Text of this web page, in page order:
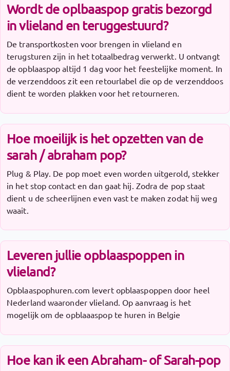
Wordt de oplbaaspop gratis bezorgd
in vlieland en teruggestuurd?
De transportkosten voor brengen in vlieland en
terugsturen zijn in het totaalbedrag verwerkt. U ontvangt
de opblaaspop altijd 1 dag voor het feestelijke moment. In
de verzenddoos zit een retourlabel die op de verzenddoos
dient te worden plakken voor het retourneren.
Hoe moeilijk is het opzetten van de
sarah / abraham pop?
Plug & Play. De pop moet even worden uitgerold, stekker
in het stop contact en dan gaat hij. Zodra de pop staat
dient u de scheerlijnen even vast te maken zodat hij weg
waait.
Leveren jullie opblaaspoppen in
vlieland?
Opblaaspophuren.com levert opblaaspoppen door heel
Nederland waaronder vlieland. Op aanvraag is het
mogelijk om de opblaaaspop te huren in Belgie
Hoe kan ik een Abraham- of Sarah-pop